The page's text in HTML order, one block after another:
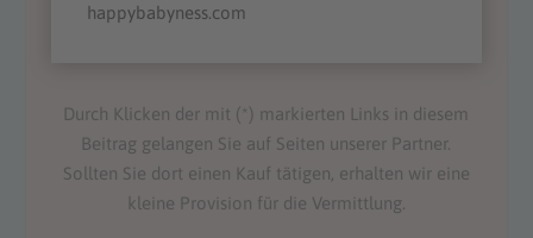
happybabyness.com
Durch Klicken der mit (*) markierten Links in diesem
Beitrag gelangen Sie auf Seiten unserer Partner.
Sollten Sie dort einen Kauf tätigen, erhalten wir eine
kleine Provision für die Vermittlung.